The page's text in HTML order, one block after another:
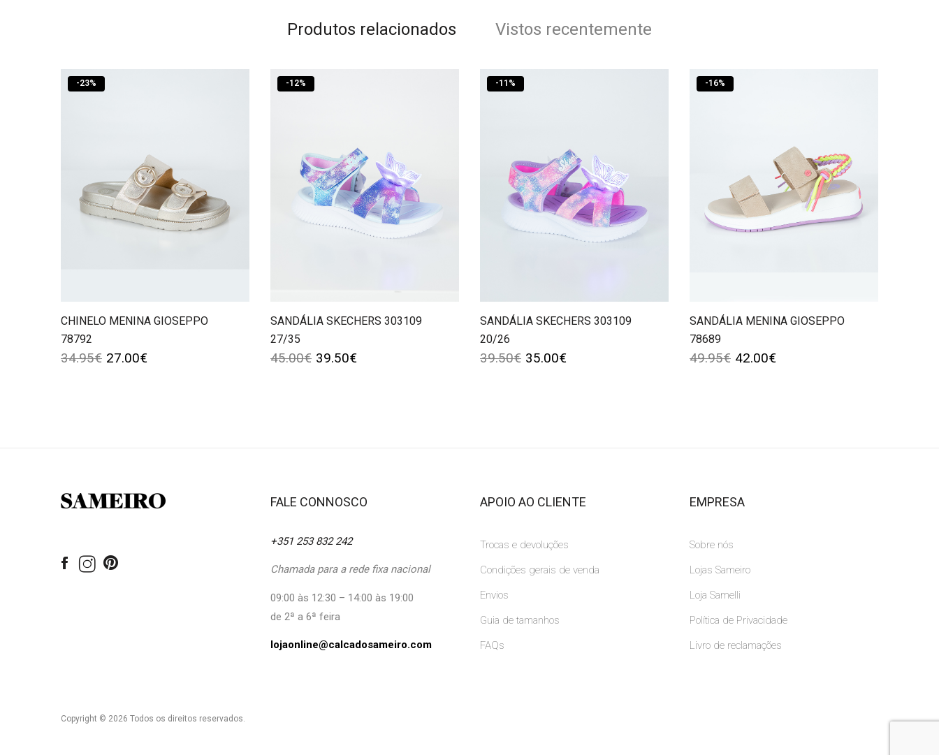
Produtos relacionados Vistos recentemente
-23%
CHINELO MENINA GIOSEPPO
78792
34.95€ 27.00€
-12%
SANDÁLIA SKECHERS 303109
27/35
45.00€ 39.50€
-11 %
SANDÁLIA SKECHERS 303109
20/26
39.50€ 35.00€
-16%
SANDÁLIA MENINA GIOSEPPO
78689
49.95€ 42.00€
FALE CONNOSCO
+351 253 832 242
Chamada para a rede fixa nacional
09:00 às 12:30 – 14:00 às 19:00
de 2ª a 6ª feira
lojaonline@calcadosameiro.com
APOIO AO CLIENTE
Trocas e devoluções
Condições gerais de venda
Envios
Guia de tamanhos
FAQs
EMPRESA
Sobre nós
Lojas Sameiro
Loja Samelli
Política de Privacidade
Livro de reclamações
Copyright © 2026 Todos os direitos reservados.